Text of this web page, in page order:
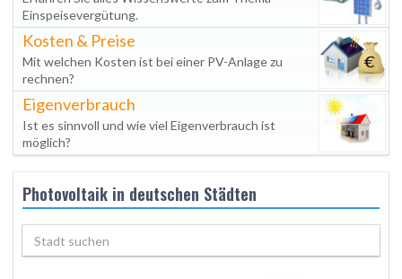
Einspeisevergütung.
Kosten & Preise
Mit welchen Kosten ist bei einer PV-Anlage zu
rechnen?
Eigenverbrauch
Ist es sinnvoll und wie viel Eigenverbrauch ist
möglich?
Photovoltaik in deutschen Städten